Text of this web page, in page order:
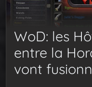
WoD: les
entre la
vont